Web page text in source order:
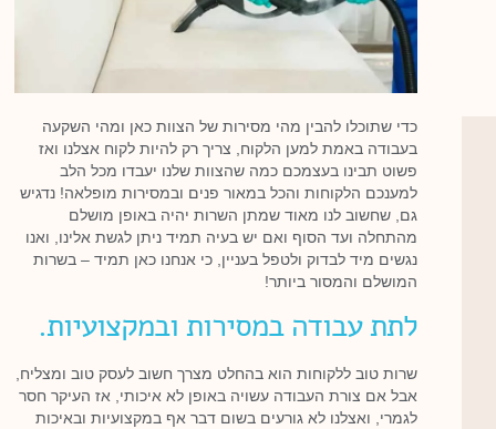
כדי שתוכלו להבין מהי מסירות של הצוות כאן ומהי השקעה
בעבודה באמת למען הלקוח, צריך רק להיות לקוח אצלנו ואז
פשוט תבינו בעצמכם כמה שהצוות שלנו יעבדו מכל הלב
למענכם הלקוחות והכל במאור פנים ובמסירות מופלאה! נדגיש
גם, שחשוב לנו מאוד שמתן השרות יהיה באופן מושלם
מהתחלה ועד הסוף ואם יש בעיה תמיד ניתן לגשת אלינו, ואנו
נגשים מיד לבדוק ולטפל בעניין, כי אנחנו כאן תמיד – בשרות
המושלם והמסור ביותר!
לתת עבודה במסירות ובמקצועיות.
שרות טוב ללקוחות הוא בהחלט מצרך חשוב לעסק טוב ומצליח,
אבל אם צורת העבודה עשויה באופן לא איכותי, אז העיקר חסר
לגמרי, ואצלנו לא גורעים בשום דבר אף במקצועיות ובאיכות